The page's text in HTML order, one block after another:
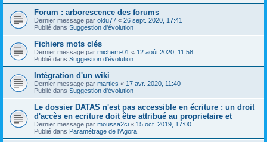
Forum : arborescence des forums
Dernier message par oldu77 « 26 sept. 2020, 17:41
Publié dans Suggestion d'évolution
Fichiers mots clés
Dernier message par michem-01 « 12 août 2020, 11:58
Publié dans Suggestion d'évolution
Intégration d'un wiki
Dernier message par marties « 17 avr. 2020, 11:40
Publié dans Suggestion d'évolution
Le dossier DATAS n'est pas accessible en écriture : un droit
d'accès en ecriture doit être attribué au proprietaire et
Dernier message par moussa2ci « 15 oct. 2019, 17:00
Publié dans Paramétrage de l'Agora